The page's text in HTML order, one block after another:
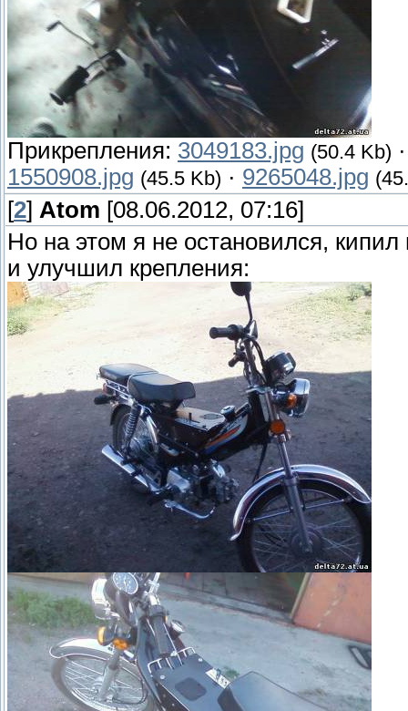
Прикрепления: 3049183.jpg (50.4 Kb)
1550908.jpg (45.5 Kb) · 9265048.jpg
[2] Atom [08.06.2012, 07:16]
Но на этом я не остановился,
и улучшил крепления: